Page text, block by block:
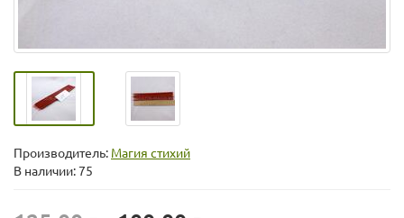
Производитель: Магия стихий
В наличии: 75